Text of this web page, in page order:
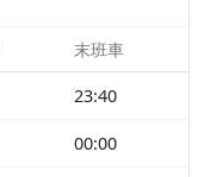
末班車
23:40
00:00